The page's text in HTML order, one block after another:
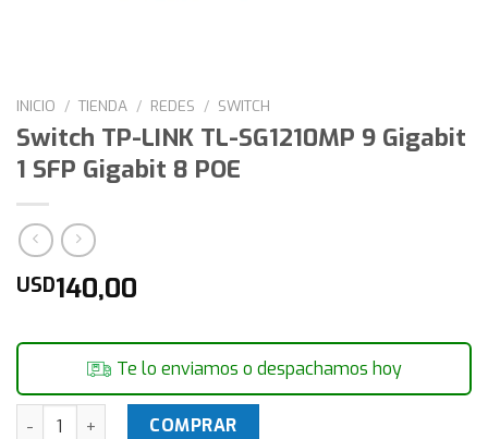
INICIO / TIENDA / REDES / SWITCH
Switch TP-LINK TL-SG1210MP 9 Gigabit
1 SFP Gigabit 8 POE
USD140,00
Te lo enviamos o despachamos hoy
Switch TP-LINK TL-SG1210MP 9 Gigabit 1 SFP Gigabit 8
COMPRAR